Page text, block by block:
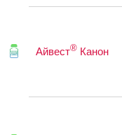
Айвест® Канон